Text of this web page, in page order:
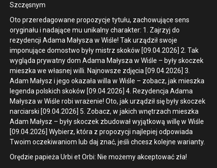
Szczęsnym
Oto przeredagowane propozycje tytułu, zachowujące sens
oryginału i nadające mu unikalny charakter: 1. Zajrzyj do
rezydencji Adama Małysza w Wiśle! Tak urządził swoje
imponujące domostwo były mistrz skoków [09.04.2026] 2. Tak
wygląda prywatny dom Adama Małysza w Wiśle – były skoczek
mieszka we własnej willi. Najnowsze zdjęcia [09.04.2026] 3.
Adam Małysz i jego okazała willa w Wiśle – zobacz, jak mieszka
legenda polskich skoków [09.04.2026] 4. Rezydencja Adama
Małysza w Wiśle robi wrażenie! Oto, jak urządził się były skoczek
narciarski [09.04.2026] 5. Zobacz, w jakich wnętrzach mieszka
Adam Małysz – były skoczek zbudował wyjątkową willę w Wiśle
[09.04.2026] Wybierz, która z propozycji najlepiej odpowiada
Twoim oczekiwaniom lub daj znać, jeśli chcesz kolejne warianty.
Orędzie papieża Urbi et Orbi: Nie możemy akceptować zła!